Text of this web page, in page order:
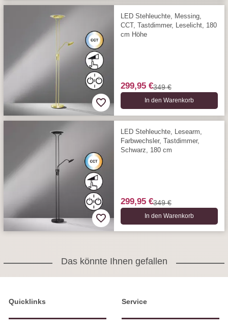
LED Stehleuchte, Messing,
CCT, Tastdimmer, Leselicht, 180
cm Höhe
299,95 €349 €
In den Warenkorb
LED Stehleuchte, Lesearm,
Farbwechsler, Tastdimmer,
Schwarz, 180 cm
299,95 €349 €
In den Warenkorb
Das könnte Ihnen gefallen
Quicklinks Service